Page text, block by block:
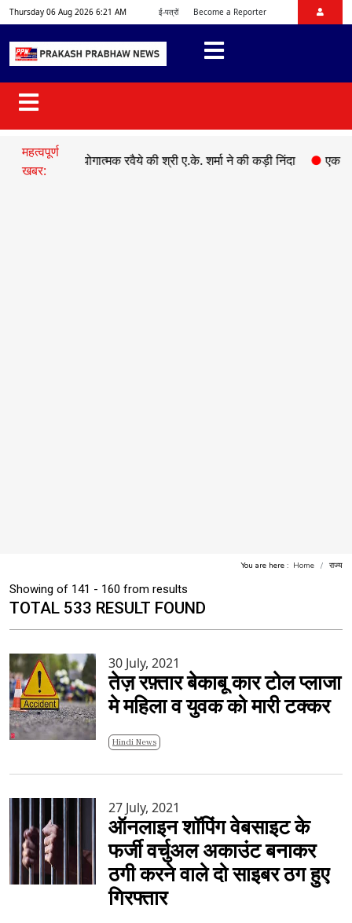
Thursday 06 Aug 2026 6:21 AM ई-पत्रों Become a Reporter
महत्वपूर्ण
खबर:
असहयोगात्मक रवैये की श्री ए.के. शर्मा ने की कड़ी निंदा ●एक तरफ़ा प्यार
You are here : Home राज्य
Showing of 141 - 160 from results
TOTAL 533 RESULT FOUND
30 July, 2021
तेज़ रफ़्तार बेकाबू कार टोल प्लाजा
मे महिला व युवक को मारी टक्कर
Hindi News
27 July, 2021
ऑनलाइन शॉपिंग वेबसाइट के
फर्जी वर्चुअल अकाउंट बनाकर
ठगी करने वाले दो साइबर ठग हुए
गिरफ्तार